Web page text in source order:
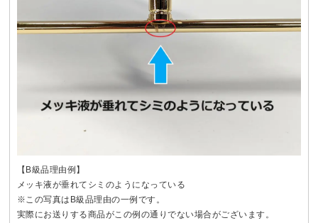
【B級品理由例】
メッキ液が垂れてシミのようになっている
※この写真はB級品理由の一例です。
実際にお送りする商品がこの例の通りでない場合がございます。